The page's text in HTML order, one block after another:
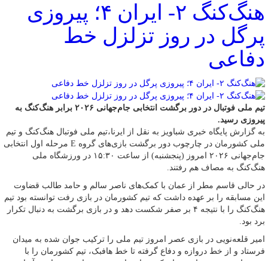
هنگ‌کنگ ۲- ایران ۴؛ پیروزی
پرگل در روز تزلزل خط
دفاعی
تیم ملی فوتبال در دور برگشت انتخابی جام‌جهانی ۲۰۲۶ برابر هنگ‌کنگ به
پیروزی رسید.
به گزارش پایگاه خبری شباویز به نقل از ایرنا،تیم ملی فوتبال هنگ‌کنگ و تیم
ملی کشورمان در چارچوب دور برگشت بازی‌های گروه E مرحله اول انتخابی
جام‌جهانی ۲۰۲۶ امروز (پنجشنبه) از ساعت ۱۵:۳۰ در ورزشگاه ملی
هنگ‌کنگ به مصاف هم رفتند.
در حالی قاسم مطر از عمان با کمک‌های ناصر سالم و حامد طالب قضاوت
این مسابقه را بر عهده داشت که تیم کشورمان در بازی رفت توانسته بود تیم
هنگ‌کنگ را با نتیجه ۴ بر صفر شکست دهد و در بازی برگشت به دنبال تکرار
برد بود.
امیر قلعه‌نویی در بازی عصر امروز تیم ملی را ترکیب جوان شده به میدان
فرستاد و از خط دروازه و دفاع گرفته تا خط هافبک، تیم کشورمان را با